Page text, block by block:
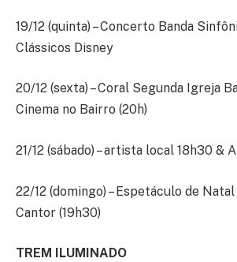
19/12 (quinta) – Concerto Banda
Clássicos Disney
20/12 (sexta) – Coral Segunda Igreja
Cinema no Bairro (20h)
21/12 (sábado) – artista local 18h30 &
22/12 (domingo) – Espetáculo de
Cantor (19h30)
TREM ILUMINADO